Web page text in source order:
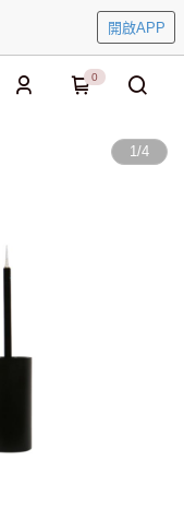
開啟APP
0
1/4